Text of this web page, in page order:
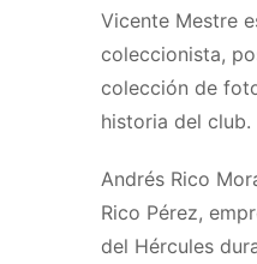
Vicente Mestre
coleccionista,
colección de
historia del club.
Andrés Rico
Rico Pérez,
del Hércules